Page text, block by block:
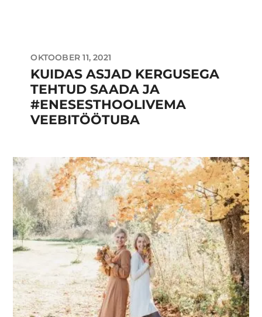
OKTOOBER 11, 2021
KUIDAS ASJAD KERGUSEGA
TEHTUD SAADA JA
#ENESESTHOOLIVEMA
VEEBITÖÖTUBA